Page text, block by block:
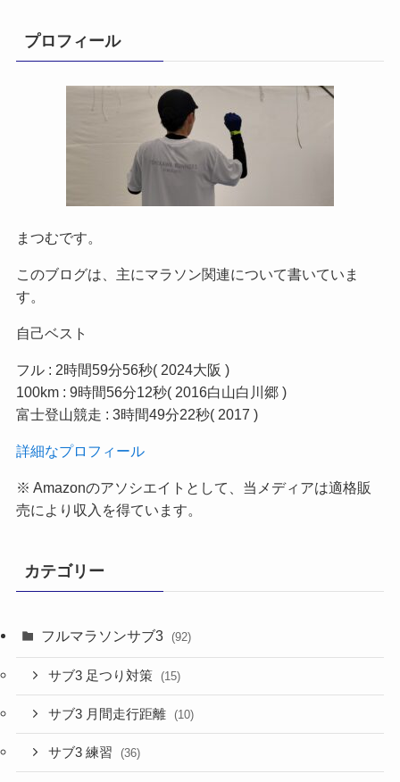
プロフィール
まつむです。
このブログは、主にマラソン関連について書いていま
す。
自己ベスト
フル : 2時間59分56秒( 2024大阪 )
100km : 9時間56分12秒( 2016白山白川郷 )
富士登山競走 : 3時間49分22秒( 2017 )
詳細なプロフィール
※ Amazonのアソシエイトとして、当メディアは適格販
売により収入を得ています。
カテゴリー
フルマラソンサブ3 (92)
サブ3 足つり対策 (15)
サブ3 月間走行距離 (10)
サブ3 練習 (36)